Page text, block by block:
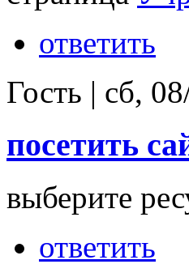
ответить
Гость | сб,
посетить
выберите
ответить